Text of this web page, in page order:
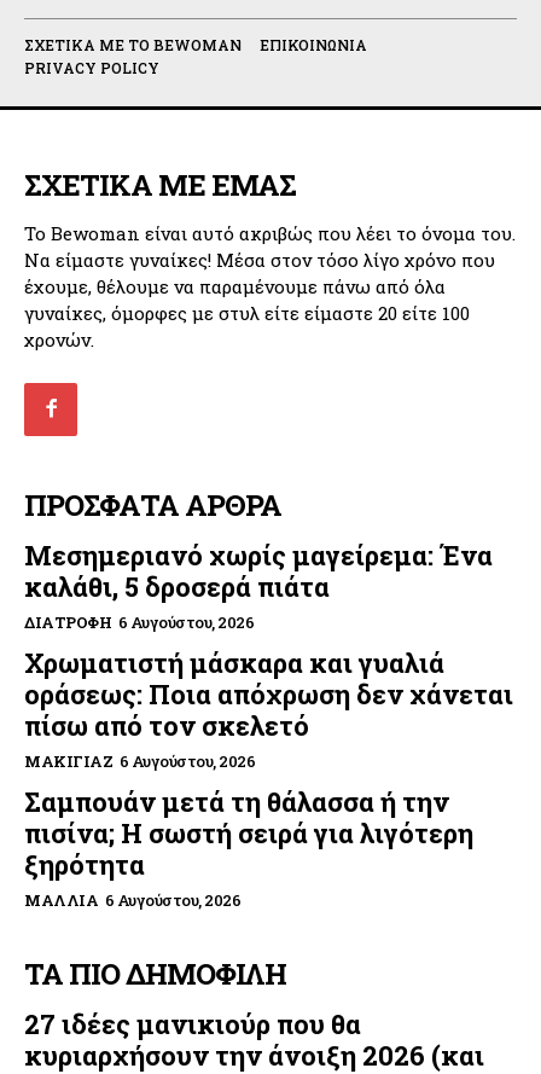
ΣΧΕΤΙΚΆ ΜΕ ΤΟ BEWOMAN
ΕΠΙΚΟΙΝΩΝΊΑ
PRIVACY POLICY
ΣΧΕΤΙΚΑ ΜΕ ΕΜΑΣ
Το Bewoman είναι αυτό ακριβώς που λέει το όνομα του.
Να είμαστε γυναίκες! Μέσα στον τόσο λίγο χρόνο που
έχουμε, θέλουμε να παραμένουμε πάνω από όλα
γυναίκες, όμορφες με στυλ είτε είμαστε 20 είτε 100
χρονών.
ΠΡΟΣΦΑΤΑ ΑΡΘΡΑ
Μεσημεριανό χωρίς μαγείρεμα: Ένα
καλάθι, 5 δροσερά πιάτα
ΔΙΑΤΡΟΦΉ 6 Αυγούστου, 2026
Χρωματιστή μάσκαρα και γυαλιά
οράσεως: Ποια απόχρωση δεν χάνεται
πίσω από τον σκελετό
ΜΑΚΙΓΙΆΖ 6 Αυγούστου, 2026
Σαμπουάν μετά τη θάλασσα ή την
πισίνα; Η σωστή σειρά για λιγότερη
ξηρότητα
ΜΑΛΛΙΆ 6 Αυγούστου, 2026
ΤΑ ΠΙΟ ΔΗΜΟΦΙΛΗ
27 ιδέες μανικιούρ που θα
κυριαρχήσουν την άνοιξη 2026 (και